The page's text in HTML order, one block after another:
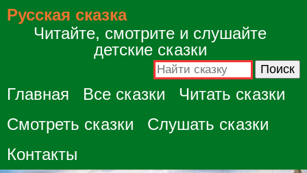
Русская сказка
Читайте, смотрите и слушайте
детские сказки
Главная Все сказки
Читать сказки
Смотреть сказки
Слушать сказки
Контакты